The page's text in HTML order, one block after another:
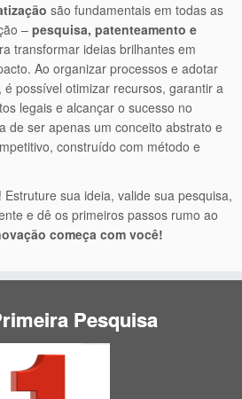
são fundamentais em todas as
– pesquisa, patenteamento e
transformar ideias brilhantes em
Ao organizar processos e adotar
possível otimizar recursos, garantir a
legais e alcançar o sucesso no
de ser apenas um conceito abstrato e
construído com método e
sua ideia, valide sua pesquisa,
e dê os primeiros passos rumo ao
começa com você!
Pesquisa